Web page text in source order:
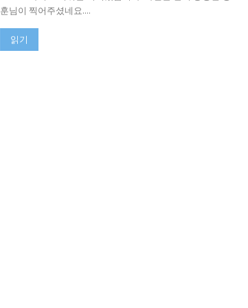
훈님이 찍어주셨네요....
읽기